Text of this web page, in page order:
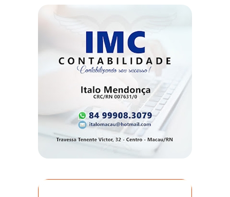
CARNAVAL
CICLISMO
COMPETIÇÃO
COMPROMISSO